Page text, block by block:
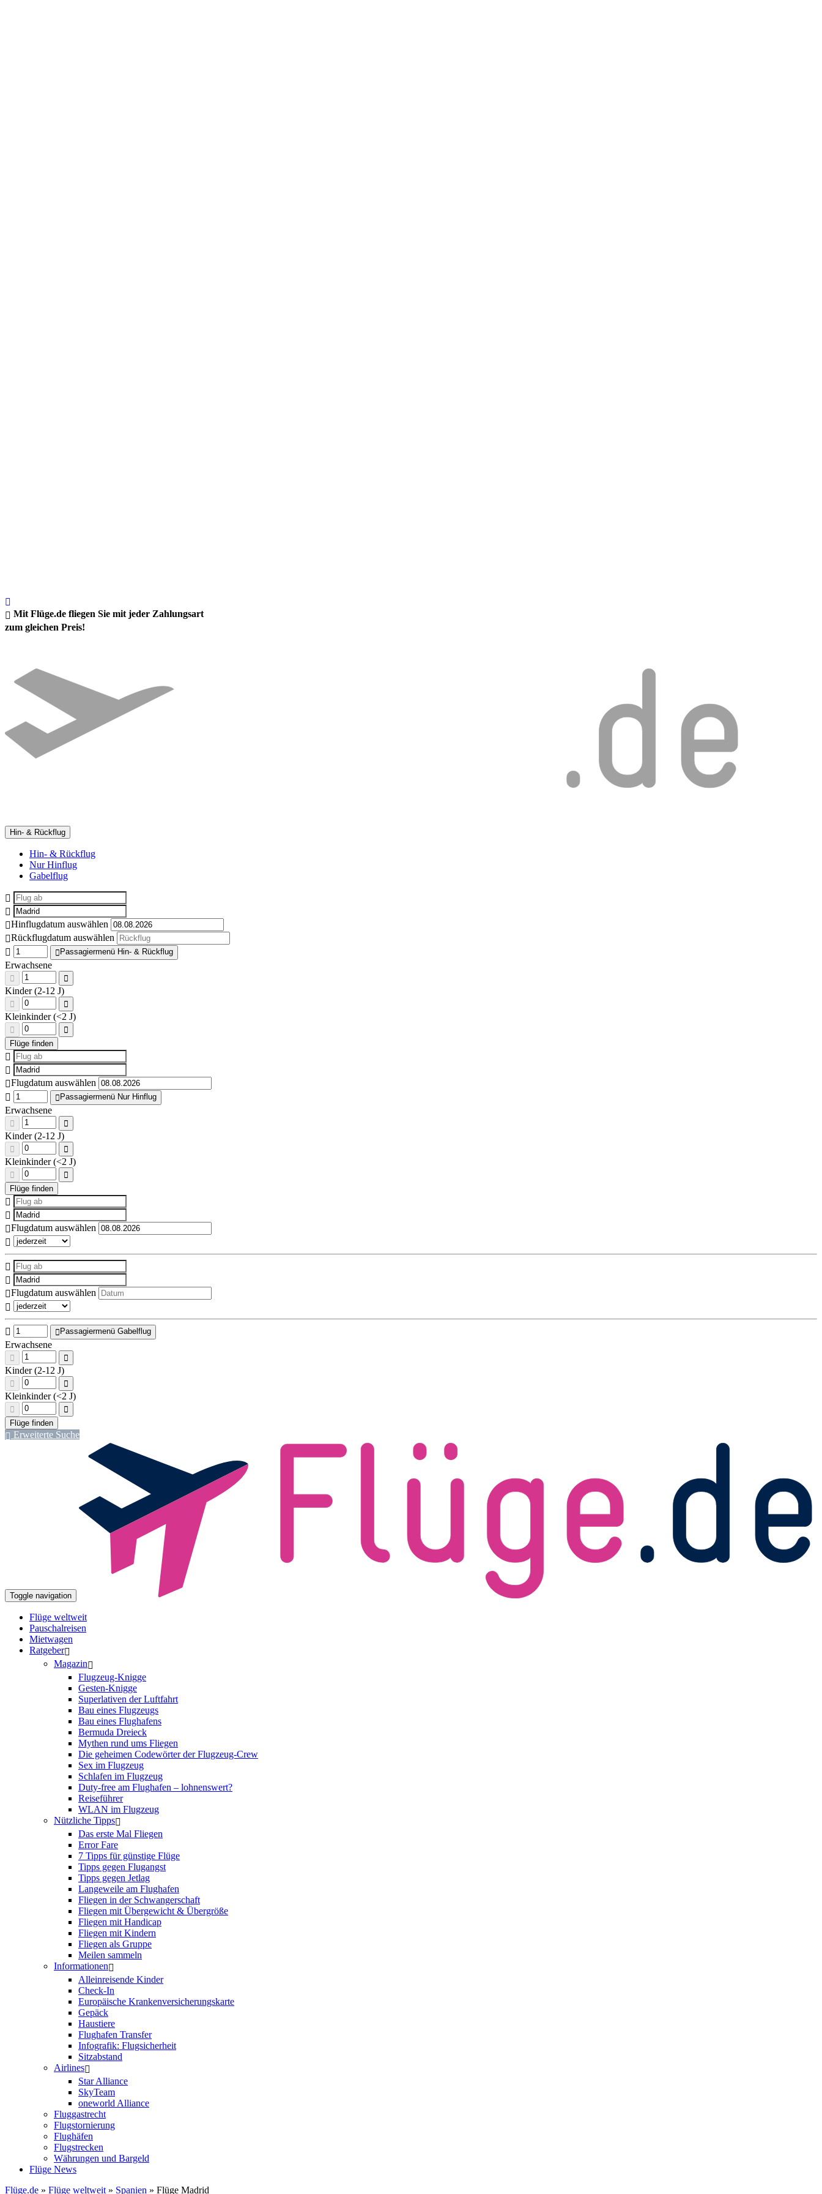
Mit Flüge.de fliegen Sie mit jeder Zahlungsart
zum gleichen Preis!
Hin- & Rückflug
Hin- & Rückflug
Nur Hinflug
Gabelflug
Hinflugdatum auswählen
Rückflugdatum auswählen
Passagiermenü Hin- & Rückflug
Erwachsene
Kinder (2-12 J)
Kleinkinder (<2 J)
Flugdatum auswählen
Passagiermenü Nur Hinflug
Erwachsene
Kinder (2-12 J)
Kleinkinder (<2 J)
Flugdatum auswählen
Flugdatum auswählen
Passagiermenü Gabelflug
Erwachsene
Kinder (2-12 J)
Kleinkinder (<2 J)
Erweiterte Suche
Toggle navigation
Flüge weltweit
Pauschalreisen
Mietwagen
Ratgeber
Magazin
Flugzeug-Knigge
Gesten-Knigge
Superlativen der Luftfahrt
Bau eines Flugzeugs
Bau eines Flughafens
Bermuda Dreieck
Mythen rund ums Fliegen
Die geheimen Codewörter der Flugzeug-Crew
Sex im Flugzeug
Schlafen im Flugzeug
Duty-free am Flughafen – lohnenswert?
Reiseführer
WLAN im Flugzeug
Nützliche Tipps
Das erste Mal Fliegen
Error Fare
7 Tipps für günstige Flüge
Tipps gegen Flugangst
Tipps gegen Jetlag
Langeweile am Flughafen
Fliegen in der Schwangerschaft
Fliegen mit Übergewicht & Übergröße
Fliegen mit Handicap
Fliegen mit Kindern
Fliegen als Gruppe
Meilen sammeln
Informationen
Alleinreisende Kinder
Check-In
Europäische Krankenversicherungskarte
Gepäck
Haustiere
Flughafen Transfer
Infografik: Flugsicherheit
Sitzabstand
Airlines
Star Alliance
SkyTeam
oneworld Alliance
Fluggastrecht
Flugstornierung
Flughäfen
Flugstrecken
Währungen und Bargeld
Flüge News
Flüge.de » Flüge weltweit » Spanien » Flüge Madrid